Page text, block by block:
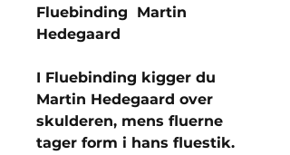
Fluebinding Martin
Hedegaard
I Fluebinding kigger du
Martin Hedegaard over
skulderen, mens fluerne
tager form i hans fluestik.